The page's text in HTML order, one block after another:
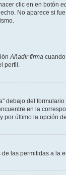
clic en en botón
No aparece si
Añadir firma
perfil.
del
en la
último la opción
las permitidas a la